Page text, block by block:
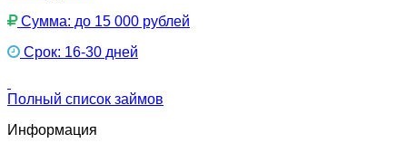
Сумма: до 15 000 рублей
Срок: 16-30 дней
Полный список займов
Информация